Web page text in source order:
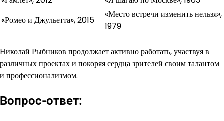
«Ромео и Джульетта», 2015
«Место встречи изменить нельзя»,
1979
Николай Рыбников продолжает активно работать, участвуя в
различных проектах и покоряя сердца зрителей своим талантом
и профессионализмом.
Вопрос-ответ: